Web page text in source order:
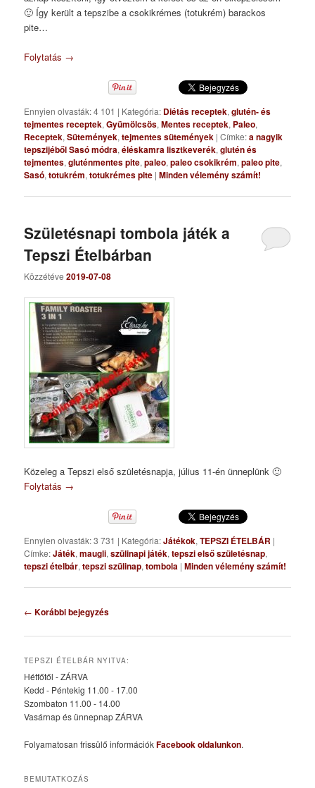
🙂 Így került a tepszibe a csokikrémes (totukrém) barackos
pite…
Folytatás →
Ennyien olvasták: 4 101 | Kategória: Diétás receptek,glutén- és
tejmentes receptek,Gyümölcsös,Mentes receptek, Paleo,
Receptek,Sütemények,tejmentes sütemények |Címke:a nagyik
tepszijéből Sasó módra,éléskamra lisztkeverék,glutén és
tejmentes,gluténmentes pite,paleo,paleo csokikrém,paleo pite,
Sasó,totukrém,totukrémes pite |Minden vélemény számít!
Születésnapi tombola játék a
Tepszi Ételbárban
Közzétéve2019-07-08
Közeleg a Tepszi első születésnapja, július 11-én ünneplünk 🙂
Folytatás →
Ennyien olvasták: 3 731 | Kategória:Játékok,TEPSZI ÉTELBÁR |
Címke:Játék,maugli,szülinapi játék,tepszi első születésnap,
tepszi ételbár,tepszi szülinap,tombola |Minden vélemény számít!
Bejegyzés
← Korábbi bejegyzés
TEPSZI ÉTELBÁR NYITVA:
Hétfőtől - ZÁRVA
Kedd - Péntekig 11.00 - 17.00
Szombaton 11.00 - 14.00
Vasárnap és ünnepnap ZÁRVA
Folyamatosan frissülő információkFacebook oldalunkon.
BEMUTATKOZÁS